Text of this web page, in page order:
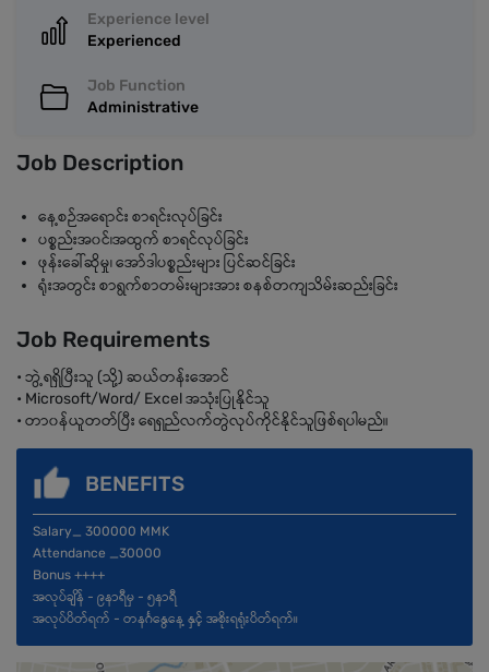
Experience level
Experienced
Job Function
Administrative
Job Description
နေ့စဉ်အရောင်း စာရင်းလုပ်ခြင်း
ပစ္စည်းအ၀င်၊အထွက် စာရင်လုပ်ခြင်း
ဖုန်းခေါ်ဆိုမှု၊ အော်ဒါပစ္စည်းများ ပြင်ဆင်ခြင်း
ရုံးအတွင်း စာရွက်စာတမ်းများအား စနစ်တကျသိမ်းဆည်းခြင်း
Job Requirements
• ဘွဲ့ရရှိပြီးသူ (သို့) ဆယ်‌တန်း‌အောင်
• Microsoft/Word/ Excel အသုံးပြုနိုင်သူ
• တာ၀န်ယူတတ်ပြီး ရေရှည်လက်တွဲလုပ်ကိုင်နိုင်သူဖြစ်ရပါမည်။
BENEFITS
Salary_ 300000 MMK
Attendance _30000
Bonus ++++
အလုပ်ချိန် - ၉နာရီမှ - ၅နာရီ
အလုပ်ပိတ်ရက် - တနင်္ဂနွေနေ့ နှင့် အစိုးရရုံးပိတ်ရက်။